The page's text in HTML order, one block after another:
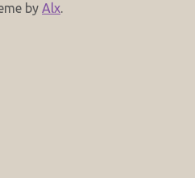
by Alx.